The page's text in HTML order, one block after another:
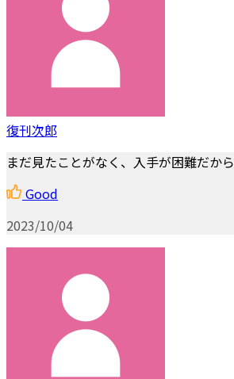
復刊次郎
まだ見たことがなく、入手が困難だから
Good
2023/10/04